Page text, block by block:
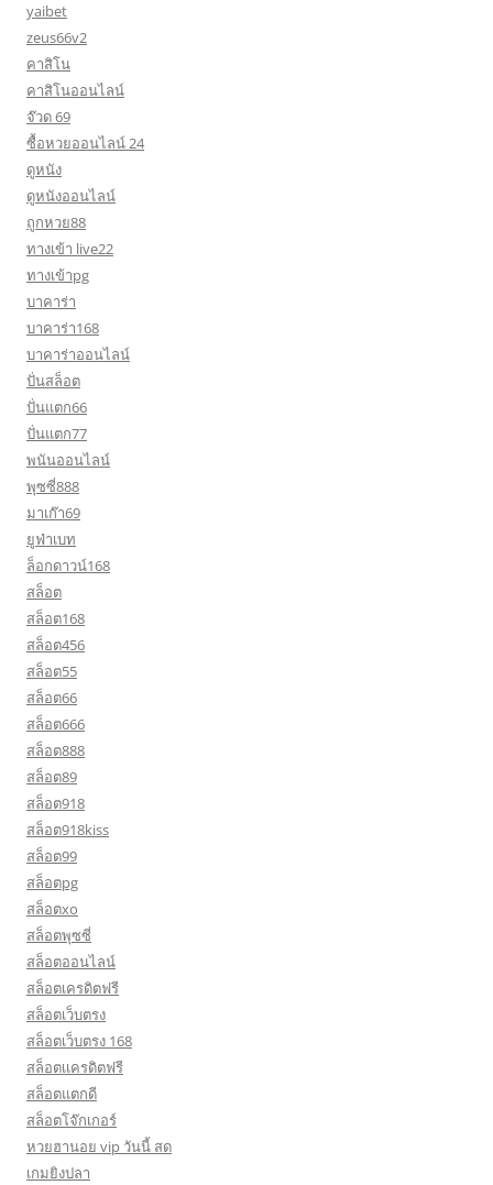
yaibet
zeus66v2
คาสิโน
คาสิโนออนไลน์
จ๊วด 69
ซื้อหวยออนไลน์ 24
ดูหนัง
ดูหนังออนไลน์
ถูกหวย88
ทางเข้า live22
ทางเข้าpg
บาคาร่า
บาคาร่า168
บาคาร่าออนไลน์
ปั่นสล็อต
ปั่นแตก66
ปั่นแตก77
พนันออนไลน์
พุซซี่888
มาเก๊า69
ยูฟ่าเบท
ล็อกดาวน์168
สล็อต
สล็อต168
สล็อต456
สล็อต55
สล็อต66
สล็อต666
สล็อต888
สล็อต89
สล็อต918
สล็อต918kiss
สล็อต99
สล็อตpg
สล็อตxo
สล็อตพุซซี่
สล็อตออนไลน์
สล็อตเครดิตฟรี
สล็อตเว็บตรง
สล็อตเว็บตรง 168
สล็อตเเครดิตฟรี
สล็อตแตกดี
สล็อตโจ๊กเกอร์
หวยฮานอย vip วันนี้ สด
เกมยิงปลา